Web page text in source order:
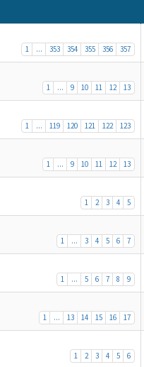
1 ... 353 354 355 356 357
1 ... 9 10 11 12 13
1 ... 119 120 121 122 123
1 ... 9 10 11 12 13
1 2 3 4 5
1 ... 3 4 5 6 7
1 ... 5 6 7 8 9
1 ... 13 14 15 16 17
1 2 3 4 5 6